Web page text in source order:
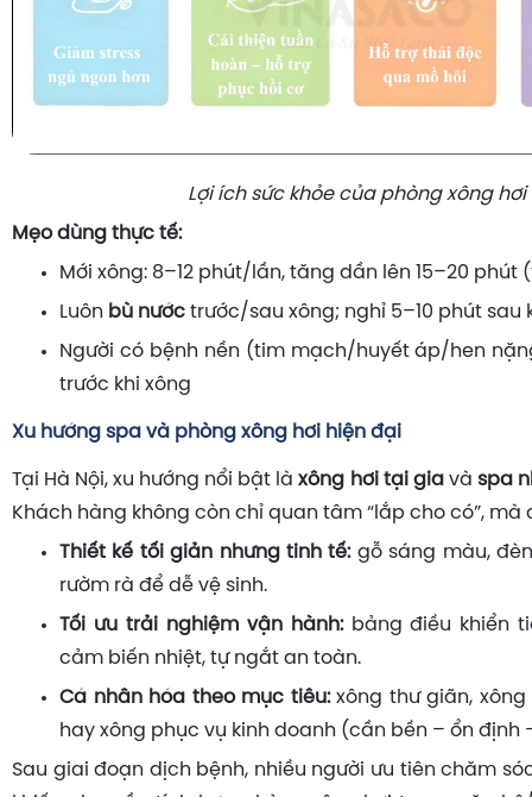
Lợi ích sức khỏe của phòng xông hơi
Mẹo dùng thực tế:
Mới xông: 8–12 phút/lần, tăng dần lên 15–20 phút
Luôn bù nước trước/sau xông; nghỉ 5–10 phút sau
Người có bệnh nền (tim mạch/huyết áp/hen
trước khi xông
Xu hướng spa và phòng xông hơi hiện đại
Tại Hà Nội, xu hướng nổi bật làxông hơi tại giavà spa
Khách hàng không còn chỉ quan tâm “lắp cho có”, mà
Thiết kế tối giản nhưng tinh tế:gỗ sáng màu,
rườm rà để dễ vệ sinh.
Tối ưu trải nghiệm vận hành:bảng điều khiển
cảm biến nhiệt, tự ngắt an toàn.
Cá nhân hóa theo mục tiêu:xông thư giãn, xông
hay xông phục vụ kinh doanh (cần bền – ổn định
Sau giai đoạn dịch bệnh, nhiều người ưu tiên chăm